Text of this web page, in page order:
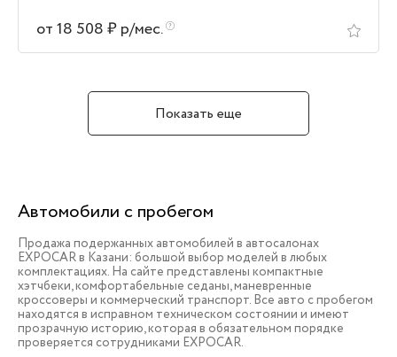
от 18 508 ₽ р/мес.
Показать еще
Автомобили с пробегом
Продажа подержанных автомобилей в автосалонах
EXPOCAR в Казани: большой выбор моделей в любых
комплектациях. На сайте представлены компактные
хэтчбеки, комфортабельные седаны, маневренные
кроссоверы и коммерческий транспорт. Все авто с пробегом
находятся в исправном техническом состоянии и имеют
прозрачную историю, которая в обязательном порядке
проверяется сотрудниками EXPOCAR.